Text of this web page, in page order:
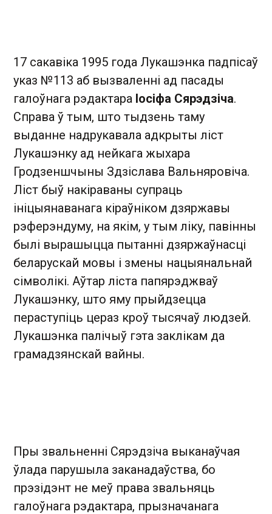
17 сакавіка 1995 года Лукашэнка падпісаў
указ №113 аб вызваленні ад пасады
галоўнага рэдактара Іосіфа Сярэдзіча.
Справа ў тым, што тыдзень таму
выданне надрукавала адкрыты ліст
Лукашэнку ад нейкага жыхара
Гродзеншчыны Здзіслава Вальняровіча.
Ліст быў накіраваны супраць
ініцыянаванага кіраўніком дзяржавы
рэферэндуму, на якім, у тым ліку, павінны
былі вырашыцца пытанні дзяржаўнасці
беларускай мовы і змены нацыянальнай
сімволікі. Аўтар ліста папярэджваў
Лукашэнку, што яму прыйдзецца
пераступіць цераз кроў тысячаў людзей.
Лукашэнка палічыў гэта заклікам да
грамадзянскай вайны.
Пры звальненні Сярэдзіча выканаўчая
ўлада парушыла заканадаўства, бо
прэзідэнт не меў права звальняць
галоўнага рэдактара, прызначанага